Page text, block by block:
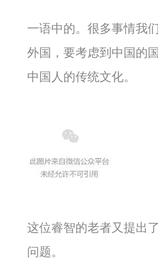
一语中的。很多事情我
外国，要考虑到中国的
中国人的传统文化。
这位睿智的老者又提出
问题。